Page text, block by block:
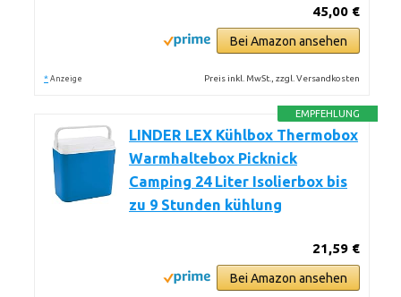
45,00 €
Bei Amazon ansehen
* Anzeige Preis inkl. MwSt., zzgl. Versandkosten
EMPFEHLUNG
LINDER LEX Kühlbox Thermobox
Warmhaltebox Picknick
Camping 24 Liter Isolierbox bis
zu 9 Stunden kühlung
21,59 €
Bei Amazon ansehen